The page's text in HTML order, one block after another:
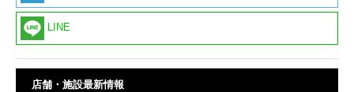
LINE
店舗・施設最新情報